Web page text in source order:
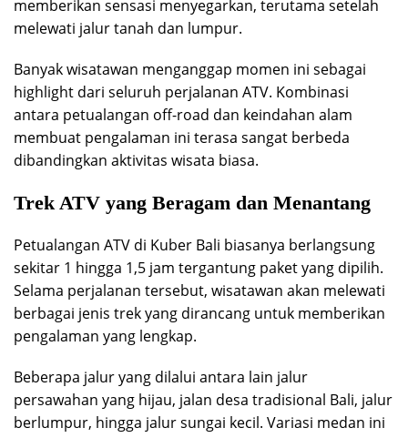
memberikan sensasi menyegarkan, terutama setelah
melewati jalur tanah dan lumpur.
Banyak wisatawan menganggap momen ini sebagai
highlight dari seluruh perjalanan ATV. Kombinasi
antara petualangan off-road dan keindahan alam
membuat pengalaman ini terasa sangat berbeda
dibandingkan aktivitas wisata biasa.
Trek ATV yang Beragam dan Menantang
Petualangan ATV di Kuber Bali biasanya berlangsung
sekitar 1 hingga 1,5 jam tergantung paket yang dipilih.
Selama perjalanan tersebut, wisatawan akan melewati
berbagai jenis trek yang dirancang untuk memberikan
pengalaman yang lengkap.
Beberapa jalur yang dilalui antara lain jalur
persawahan yang hijau, jalan desa tradisional Bali, jalur
berlumpur, hingga jalur sungai kecil. Variasi medan ini